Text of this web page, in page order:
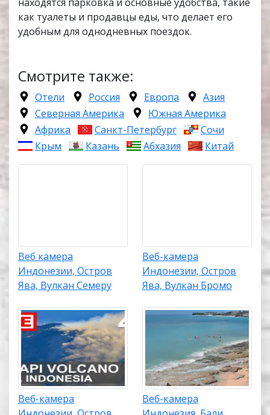
как туалеты и продавцы еды, что делает его
удобным для однодневных поездок.
Смотрите также:
Отели Россия Европа
Азия
Северная Америка
Южная Америка
Африка
Санкт-Петербург
Сочи
Крым
Казань Абхазия Китай
Веб камера
Индонезии, Остров
Ява, Вулкан Семеру
Веб-камера
Индонезии, Остров
Ява, Вулкан Бромо
Веб-камера
Веб-камера